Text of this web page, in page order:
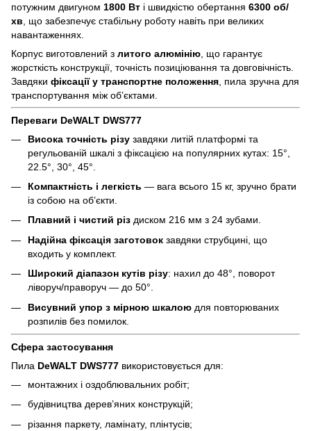
потужним двигуном 1800 Вт і швидкістю обертання 6300 об/
хв , що забезпечує стабільну роботу навіть при великих
навантаженнях.
Корпус виготовлений з литого алюмінію , що гарантує
жорсткість конструкції, точність позиціювання та довговічність.
Завдяки фіксації у транспортне положення , пила зручна для
транспортування між об’єктами.
Переваги DeWALT DWS777
Висока точність різу завдяки литій платформі та
регульованій шкалі з фіксацією на популярних кутах: 15°,
22.5°, 30°, 45°.
Компактність і легкість — вага всього 15 кг, зручно брати
із собою на об’єкти.
Плавний і чистий різ диском 216 мм з 24 зубами.
Надійна фіксація заготовок завдяки струбцині, що
входить у комплект.
Широкий діапазон кутів різу: нахил до 48°, поворот
ліворуч/праворуч — до 50°.
Висувний упор з мірною шкалою для повторюваних
розпилів без помилок.
Сфера застосування
Пила DeWALT DWS777 використовується для:
монтажних і оздоблювальних робіт;
будівництва дерев’яних конструкцій;
різання паркету, ламінату, плінтусів;